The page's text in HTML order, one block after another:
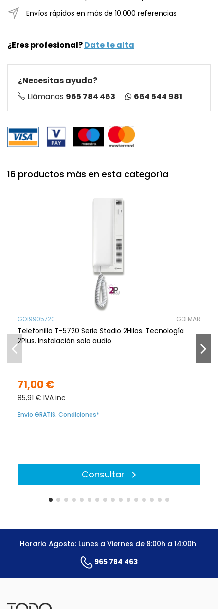
Envíos rápidos en más de 10.000 referencias
¿Eres profesional?Date te alta
¿Necesitas ayuda?
Llámanos 965 784 463 664 544 981
16 productos más en esta categoría
GO19905720 GOLMAR
Telefonillo T-5720 Serie Stadio 2Hilos. Tecnología
2Plus. Instalación solo audio
71,00 €
85,91 € IVA inc
Envío GRATIS. Condiciones*
Consultar
Horario Agosto: Lunes a Viernes de 8:00h a 14:00h
965 784 463